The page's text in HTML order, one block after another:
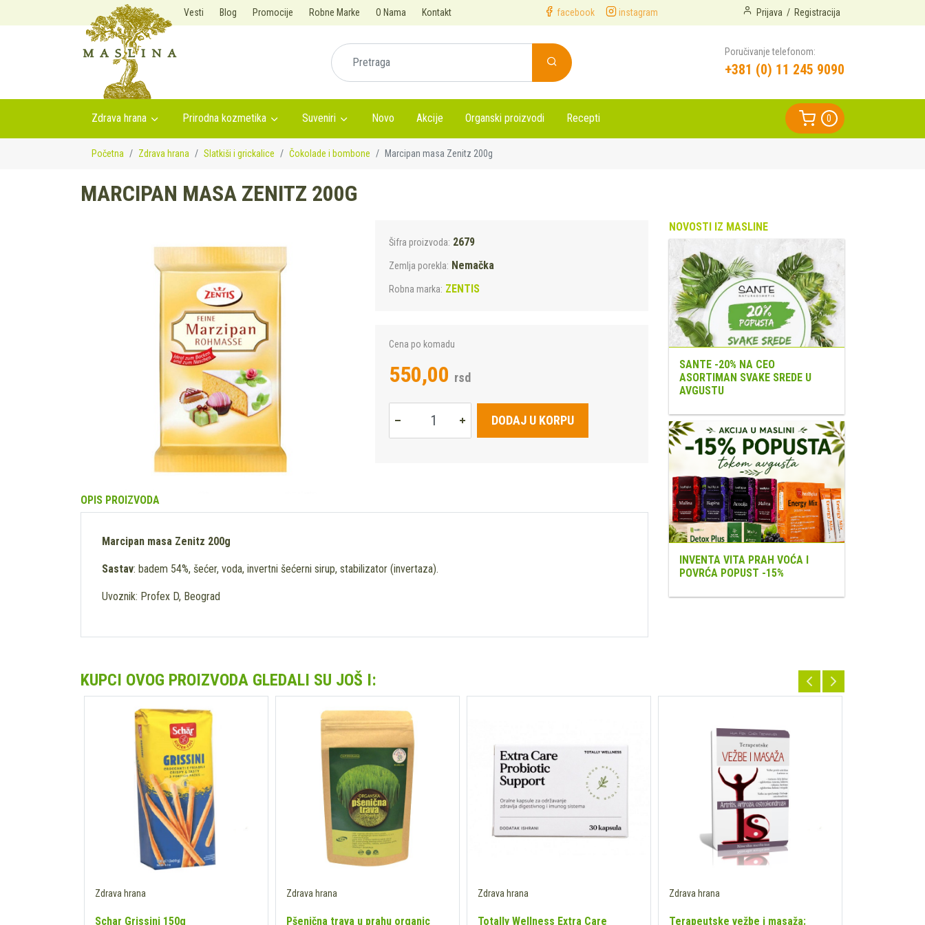
Vesti Blog Promocije Robne Marke O Nama Kontakt facebook instagram Prijava / Registracija
Poručivanje telefonom:
+381 (0) 11 245 9090
Zdrava hrana Prirodna kozmetika Suveniri Novo Akcije Organski proizvodi Recepti 0
Početna Zdrava hrana Slatkiši i grickalice Čokolade i bombone Marcipan masa Zenitz 200g
MARCIPAN MASA ZENITZ 200G
Šifra proizvoda: 2679
Zemlja porekla: Nemačka
Robna marka: ZENTIS
Cena po komadu
550,00 rsd
DODAJ U KORPU
OPIS PROIZVODA
Marcipan masa Zenitz 200g
Sastav: badem 54%, šećer, voda, invertni šećerni sirup, stabilizator (invertaza).
Uvoznik: Profex D, Beograd
NOVOSTI IZ MASLINE
SANTE -20% NA CEO
ASORTIMAN SVAKE SREDE U
AVGUSTU
INVENTA VITA PRAH VOĆA I
POVRĆA POPUST -15%
KUPCI OVOG PROIZVODA GLEDALI SU JOŠ I:
Zdrava hrana
Schar Grissini 150g
Zdrava hrana
Pšenična trava u prahu organic
Zdrava hrana
Totally Wellness Extra Care
Zdrava hrana
Terapeutske vežbe i masaža: